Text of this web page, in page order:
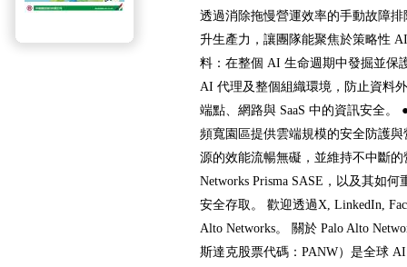
透過消除拖慢營運效率的手動故障
升生產力，讓團隊能聚焦於策略性
料：在整個 AI 生命週期中發掘並保
AI 代理及整個組織環境，防止資料
端點、網路與 SaaS 中的資訊安全。
頻寬園區提供雲端規模的安全防護
源的效能流暢無礙，並維持不中斷
Networks Prisma SASE，以及其如
安全存取。 歡迎透過X, LinkedIn,
Alto Networks。 關於 Palo Alto
斯達克股票代碼：PANW）是全球